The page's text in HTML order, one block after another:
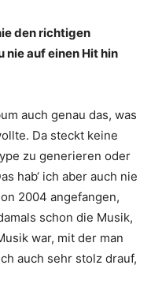
den richtigen
nie auf einen Hit hin
auch genau das, was
Da steckt keine
zu generieren oder
hab‘ ich aber auch nie
2004 angefangen,
schon die Musik,
war, mit der man
auch sehr stolz drauf,